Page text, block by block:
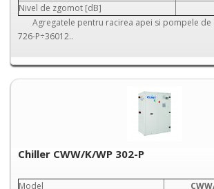
Nivel de zgomot [dB]
Agregatele pentru racirea apei si pompele de
726-P÷36012..
Chiller CWW/K/WP 302-P
Model